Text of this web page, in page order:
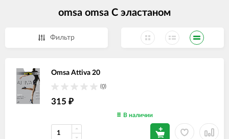
omsa omsa С эластаном
Фильтр
Omsa Attiva 20
(0)
315 ₽
В наличии